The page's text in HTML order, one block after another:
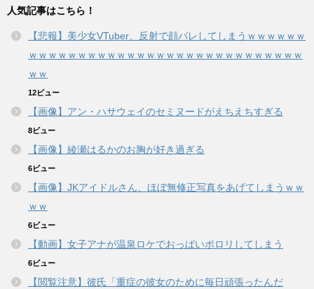
人気記事はこちら！
【悲報】美少女VTuber、反射で顔バレしてしまうｗｗｗｗｗｗ
ｗｗｗｗｗｗｗｗｗｗｗｗｗｗｗｗｗｗｗｗｗｗｗｗｗｗｗｗ
ｗｗ
12ビュー
【画像】アン・ハサウェイのセミヌードがえちえちすぎる
8ビュー
【画像】綾瀬はるかのお胸が好き過ぎる
6ビュー
【画像】JKアイドルさん、ほぼ無修正写真をあげてしまうｗｗ
ｗｗ
6ビュー
【動画】女子アナが温泉ロケでおっぱいポロリしてしまう
6ビュー
【閲覧注意】彼氏「重症の彼女のために毎日頑張ったんだ